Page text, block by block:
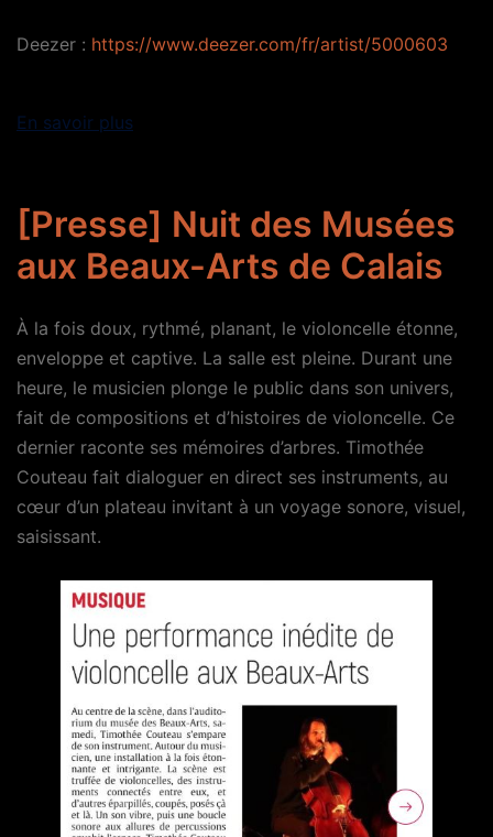
Deezer : https://www.deezer.com/fr/artist/5000603
En savoir plus
[Presse] Nuit des Musées
aux Beaux-Arts de Calais
À la fois doux, rythmé, planant, le violoncelle étonne,
enveloppe et captive. La salle est pleine. Durant une
heure, le musicien plonge le public dans son univers,
fait de compositions et d’histoires de violoncelle. Ce
dernier raconte ses mémoires d’arbres. Timothée
Couteau fait dialoguer en direct ses instruments, au
cœur d’un plateau invitant à un voyage sonore, visuel,
saisissant.